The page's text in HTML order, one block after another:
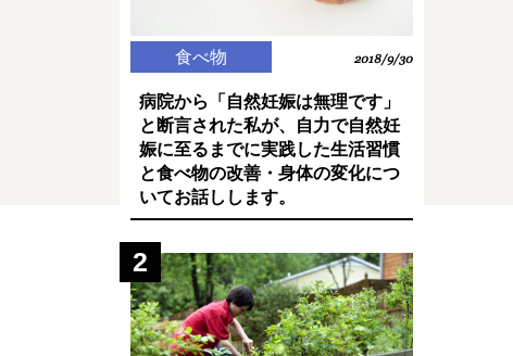
食べ物 2018/9/30
病院から「自然妊娠は無理です」
と断言された私が、自力で自然妊
娠に至るまでに実践した生活習慣
と食べ物の改善・身体の変化につ
いてお話しします。
2